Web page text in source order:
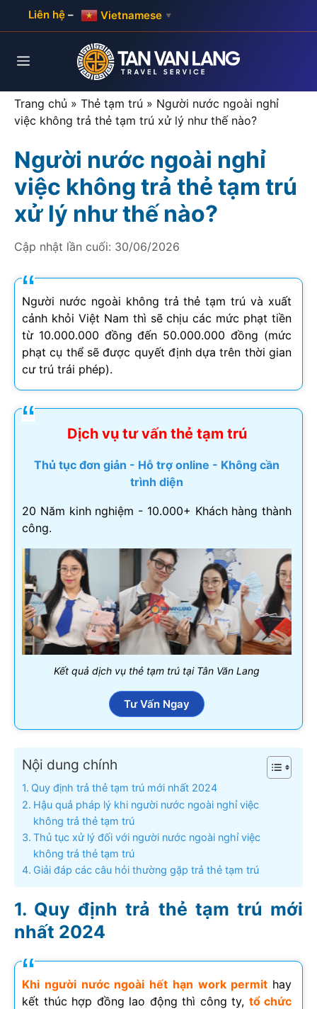
Liên hệ – Vietnamese ▼
Menu
Trang chủ » Thẻ tạm trú » Người nước ngoài nghỉ
việc không trả thẻ tạm trú xử lý như thế nào?
Người nước ngoài nghỉ
việc không trả thẻ tạm trú
xử lý như thế nào?
Cập nhật lần cuối: 30/06/2026
Người nước ngoài không trả thẻ tạm trú và xuất
cảnh khỏi Việt Nam thì sẽ chịu các mức phạt tiền
từ 10.000.000 đồng đến 50.000.000 đồng (mức
phạt cụ thể sẽ được quyết định dựa trên thời gian
cư trú trái phép).
Dịch vụ tư vấn thẻ tạm trú
Thủ tục đơn giản - Hỗ trợ online - Không cần
trình diện
20 Năm kinh nghiệm - 10.000+ Khách hàng thành
công.
Kết quả dịch vụ thẻ tạm trú tại Tân Văn Lang
Tư Vấn Ngay
Nội dung chính
Quy định trả thẻ tạm trú mới nhất 2024
Hậu quả pháp lý khi người nước ngoài nghỉ việc
không trả thẻ tạm trú
Thủ tục xử lý đối với người nước ngoài nghỉ việc
không trả thẻ tạm trú
Giải đáp các câu hỏi thường gặp trả thẻ tạm trú
Quy định trả thẻ tạm trú mới
nhất 2024
Khi người nước ngoài hết hạn work permit hay
kết thúc hợp đồng lao động thì công ty, tổ chức